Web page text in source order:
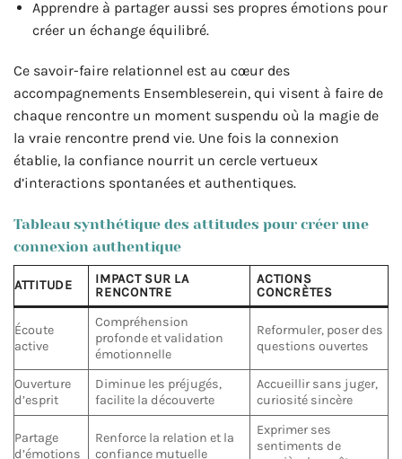
Apprendre à partager aussi ses propres émotions pour
créer un échange équilibré.
Ce savoir-faire relationnel est au cœur des
accompagnements Ensembleserein, qui visent à faire de
chaque rencontre un moment suspendu où la magie de
la vraie rencontre prend vie. Une fois la connexion
établie, la confiance nourrit un cercle vertueux
d’interactions spontanées et authentiques.
Tableau synthétique des attitudes pour créer une
connexion authentique
ATTITUDE
IMPACT SUR LA
RENCONTRE
ACTIONS
CONCRÈTES
Écoute
active
Compréhension
profonde et validation
émotionnelle
Reformuler, poser des
questions ouvertes
Ouverture
d’esprit
Diminue les préjugés,
facilite la découverte
Accueillir sans juger,
curiosité sincère
Partage
d’émotions
Renforce la relation et la
confiance mutuelle
Exprimer ses
sentiments de